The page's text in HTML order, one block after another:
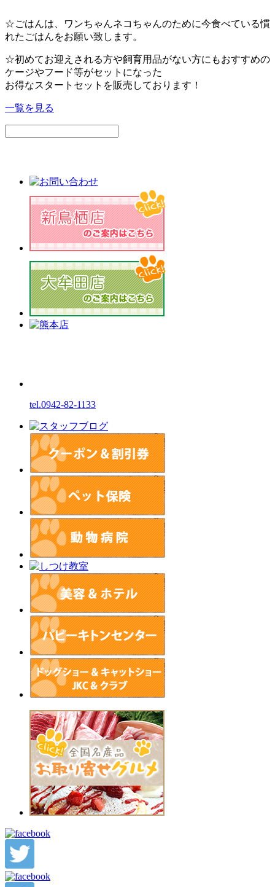
お迎え当日から使える保険です。
Ｗ2410-00802
☆ごはんは、ワンちゃんネコちゃんのために今食べている慣
れたごはんをお願い致します。
☆初めてお迎えされる方や飼育用品がない方にもおすすめの
ケージやフード等がセットになった
お得なスタートセットを販売しております！
tel.0942-82-1133